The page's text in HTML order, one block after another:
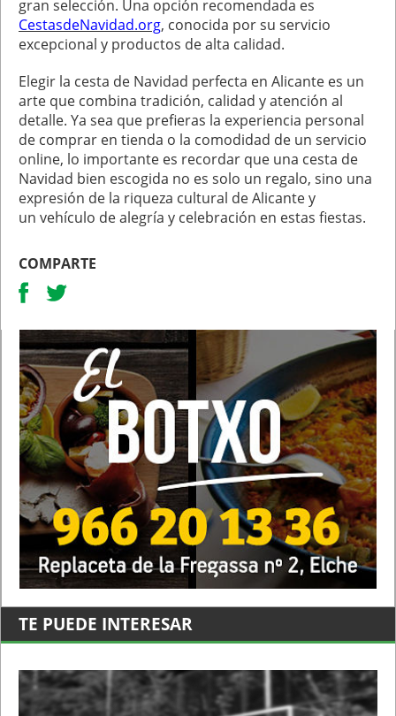
gran selección. Una opción recomendada es
CestasdeNavidad.org, conocida por su servicio
excepcional y productos de alta calidad.
Elegir la cesta de Navidad perfecta en Alicante es un
arte que combina tradición, calidad y atención al
detalle. Ya sea que prefieras la experiencia personal
de comprar en tienda o la comodidad de un servicio
online, lo importante es recordar que una cesta de
Navidad bien escogida no es solo un regalo, sino una
expresión de la riqueza cultural de Alicante y
un vehículo de alegría y celebración en estas fiestas.
COMPARTE
TE PUEDE INTERESAR